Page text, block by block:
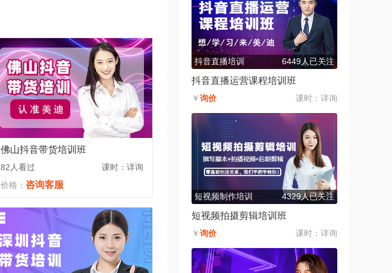
佛山抖音带货培训班
82人看过
课时：详询
价格： 咨询客服
抖音直播培训 6449人已关注
抖音直播运营课程培训班
￥询价 课时： 详询
短视频制作培训 4329人已关注
短视频拍摄剪辑培训班
￥询价 课时： 详询